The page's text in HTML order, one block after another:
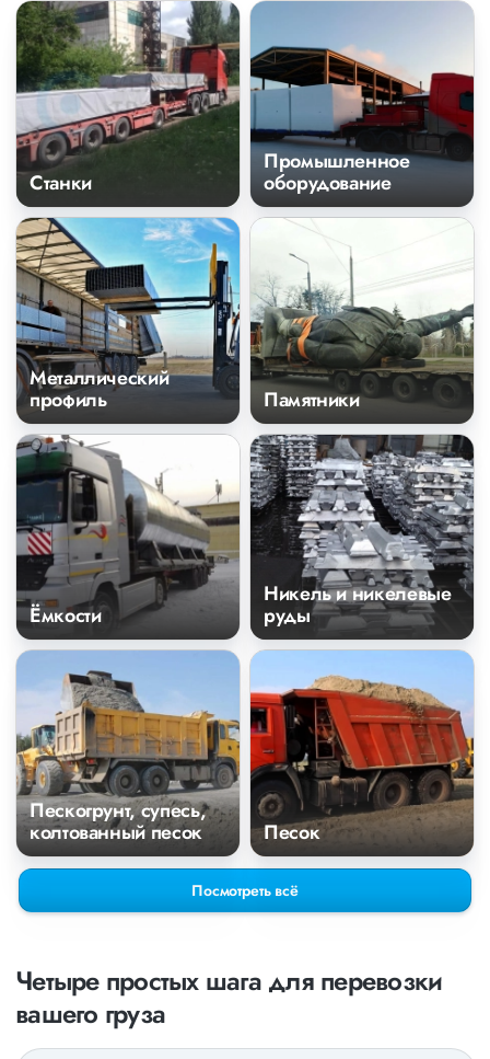
Станки
Промышленное
оборудование
Металлический
профиль Памятники
Ёмкости
Никель и никелевые
руды
Пескогрунт, супесь,
колтованный песок Песок
Посмотреть всё
Четыре простых шага для перевозки
вашего груза